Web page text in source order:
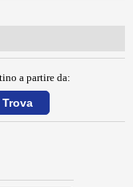
a partire da: